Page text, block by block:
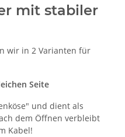
mit stabiler
wir in 2 Varianten für
Seite
und dient als
dem Öffnen verbleibt
Kabel!